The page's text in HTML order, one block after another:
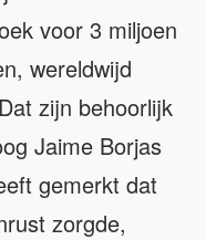
voor 3 miljoen
wereldwijd
zijn behoorlijk
Jaime Borjas
gemerkt dat
zorgde,